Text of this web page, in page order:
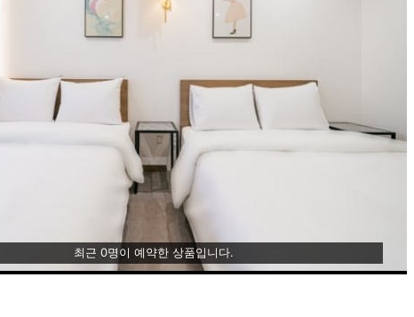
최근 0명이 예약한 상품입니다.